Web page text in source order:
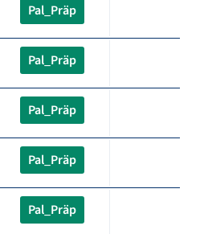
Pal_Präp
Pal_Präp
Pal_Präp
Pal_Präp
Pal_Präp